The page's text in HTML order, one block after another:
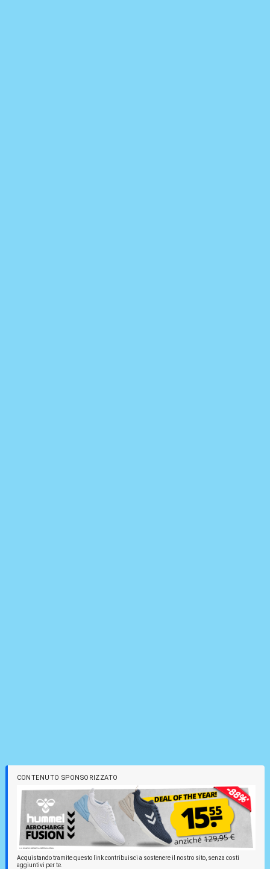
CONTENUTO SPONSORIZZATO
Acquistando tramite questo link contribuisci a sostenere il nostro sito, senza costi
aggiuntivi per te.